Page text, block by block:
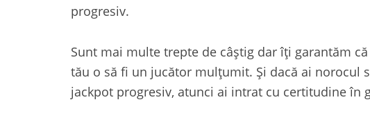
progresiv.
Sunt mai multe trepte de câștig dar îţi garantăm
tău o să fi un jucător mulțumit. Şi dacă ai norocul
jackpot progresiv, atunci ai intrat cu certitudine